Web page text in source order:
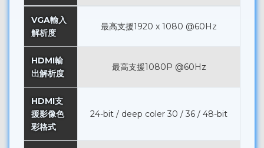
VGA輸入
解析度
最高支援1920 x 1080 @60Hz
HDMI輸
出解析度
最高支援1080P @60Hz
HDMI支
援影像色
彩格式
24-bit / deep coler 30 / 36 / 48-bit